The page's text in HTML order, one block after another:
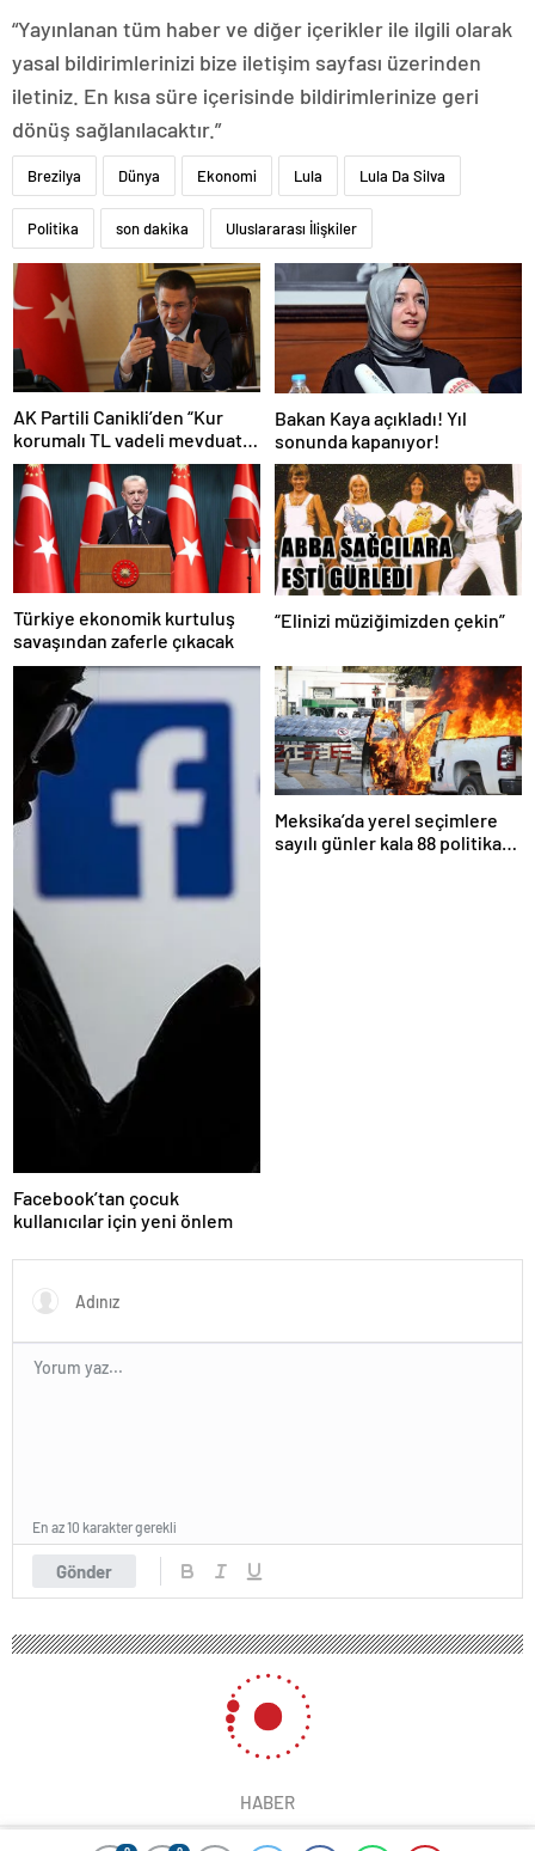
“Yayınlanan tüm haber ve diğer içerikler ile ilgili olarak
yasal bildirimlerinizi bize iletişim sayfası üzerinden
iletiniz. En kısa süre içerisinde bildirimlerinize geri
dönüş sağlanılacaktır.”
Brezilya Dünya Ekonomi Lula Lula Da Silva
Politika son dakika Uluslararası İlişkiler
AK Partili Canikli’den “Kur
korumalı TL vadeli mevduat
sistemi” açıklaması!
Bakan Kaya açıkladı! Yıl
sonunda kapanıyor!
Türkiye ekonomik kurtuluş
savaşından zaferle çıkacak
“Elinizi müziğimizden çekin”
Facebook’tan çocuk
kullanıcılar için yeni önlem
Meksika’da yerel seçimlere
sayılı günler kala 88 politikacı
Gönder
En az 10 karakter gerekli
HABER